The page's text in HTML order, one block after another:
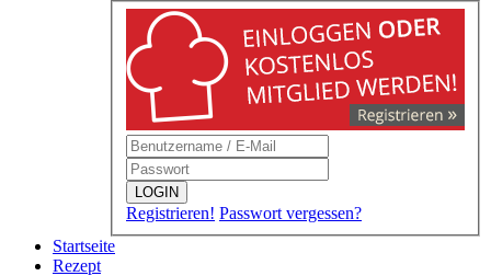
LOGIN
Registrieren! Passwort vergessen?
Startseite
Rezept